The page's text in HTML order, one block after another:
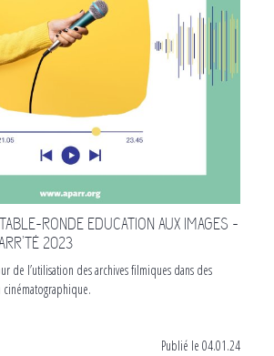
RONDE EDUCATION AUX IMAGES -
2023
de l’utilisation des archives filmiques dans des
Publié le 04.01.24